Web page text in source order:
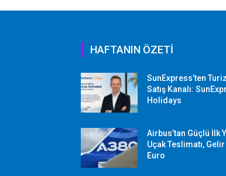
HAFTANIN ÖZETİ
SunExpress’ten
Satış Kanalı:
Holidays
Airbus’tan Güçlü İlk
Uçak Teslimatı,
Euro